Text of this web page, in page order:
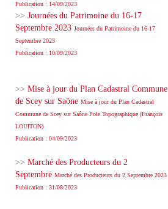
Publication : 14/09/2023
>> Journées du Patrimoine du 16-17
Septembre 2023 Journées du Patrimoine du 16-17
Septembre 2023
Publication : 10/09/2023
>> Mise à jour du Plan Cadastral Commune
de Scey sur Saône Mise à jour du Plan Cadastral
Commune de Scey sur Saône Pole Topographique (François
LOUITON)
Publication : 04/09/2023
>> Marché des Producteurs du 2
Septembre Marché des Producteurs du 2 Septembre 2023
Publication : 31/08/2023